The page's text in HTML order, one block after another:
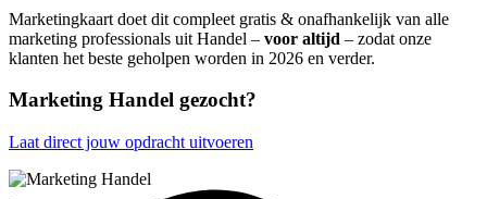
Marketingkaart doet dit compleet gratis & onafhankelijk van alle
marketing professionals uit Handel – voor altijd – zodat onze
klanten het beste geholpen worden in 2026 en verder.
Marketing Handel gezocht?
Laat direct jouw opdracht uitvoeren